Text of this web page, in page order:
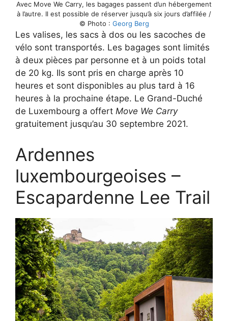
Avec Move We Carry, les bagages passent d’un hébergement
à l’autre. Il est possible de réserver jusqu’à six jours d’affilée /
© Photo : Georg Berg
Les valises, les sacs à dos ou les sacoches de
vélo sont transportés. Les bagages sont limités
à deux pièces par personne et à un poids total
de 20 kg. Ils sont pris en charge après 10
heures et sont disponibles au plus tard à 16
heures à la prochaine étape. Le Grand-Duché
de Luxembourg a offert Move We Carry
gratuitement jusqu’au 30 septembre 2021.
Ardennes
luxembourgeoises –
Escapardenne Lee Trail